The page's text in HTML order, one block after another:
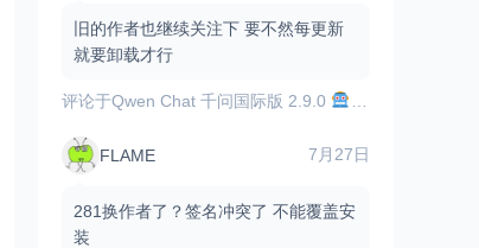
旧的作者也继续关注下 要不然每更新
就要卸载才行
评论于Qwen Chat 千问国际版 2.9.0
FLAME 7月27日
281换作者了？签名冲突了 不能覆盖安
装